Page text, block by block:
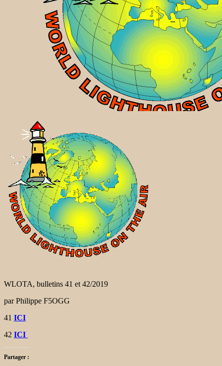
WLOTA, bulletins 41 et 42/2019
par Philippe F5OGG
41 ICI
42 ICI
Partager :